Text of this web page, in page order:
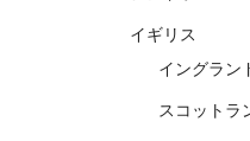
イギリス
イングラン
スコットラ